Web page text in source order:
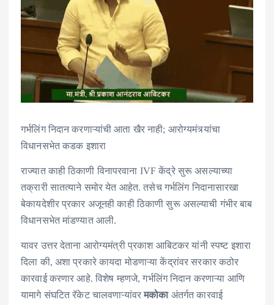
गर्भलिंग निदान करणाऱ्यांची आता खैर नाही; आरोग्यमंत्र्यांचा
विधानसभेत कडक इशारा
राज्यात काही ठिकाणी विनापरवाना IVF केंद्रे सुरू असल्याच्या
तक्रारी सातत्याने समोर येत आहेत. तसेच गर्भलिंग निदानासारखा
बेकायदेशीर प्रकार अजूनही काही ठिकाणी सुरू असल्याची गंभीर बाब
विधानसभेत मांडण्यात आली.
यावर उत्तर देताना आरोग्यमंत्री प्रकाश आबिटकर यांनी स्पष्ट इशारा
दिला की, अशा प्रकारे कायदा मोडणाऱ्या केंद्रांवर सरकार कठोर
कारवाई करणार आहे. विशेष म्हणजे, गर्भलिंग निदान करणाऱ्या आणि
यामागे संघटित रॅकेट चालवणाऱ्यांवरमकोकाअंतर्गत कारवाई